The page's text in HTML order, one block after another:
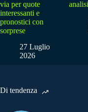
via per quote
interessanti e
pronostici con
sorprese
27 Luglio
2026
Di tendenza